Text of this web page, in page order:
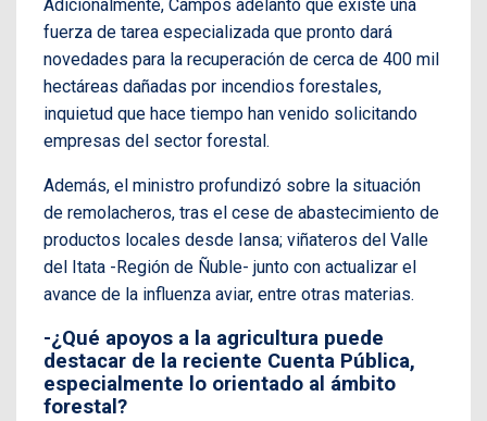
Adicionalmente, Campos adelantó que existe una
fuerza de tarea especializada que pronto dará
novedades para la recuperación de cerca de 400 mil
hectáreas dañadas por incendios forestales,
inquietud que hace tiempo han venido solicitando
empresas del sector forestal.
Además, el ministro profundizó sobre la situación
de remolacheros, tras el cese de abastecimiento de
productos locales desde Iansa; viñateros del Valle
del Itata -Región de Ñuble- junto con actualizar el
avance de la influenza aviar, entre otras materias.
-¿Qué apoyos a la agricultura puede
destacar de la reciente Cuenta Pública,
especialmente lo orientado al ámbito
forestal?